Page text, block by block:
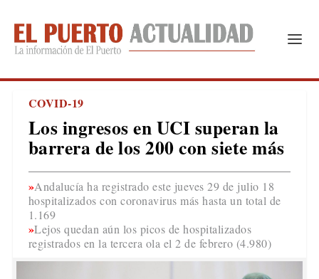
COVID-19
Los ingresos en UCI superan la
barrera de los 200 con siete más
Andalucía ha registrado este jueves 29 de julio 18
hospitalizados con coronavirus más hasta un total de
1.169
Lejos quedan aún los picos de hospitalizados
registrados en la tercera ola el 2 de febrero (4.980)